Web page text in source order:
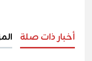
أخبار ذات صلة